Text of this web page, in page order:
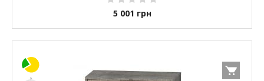
5 001 грн